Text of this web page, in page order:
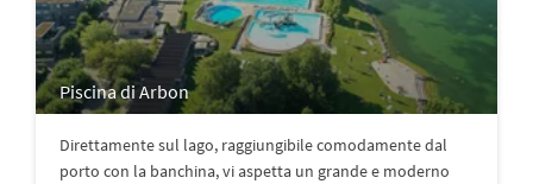
Piscina di Arbon
Direttamente sul lago, raggiungibile comodamente dal
porto con la banchina, vi aspetta un grande e moderno